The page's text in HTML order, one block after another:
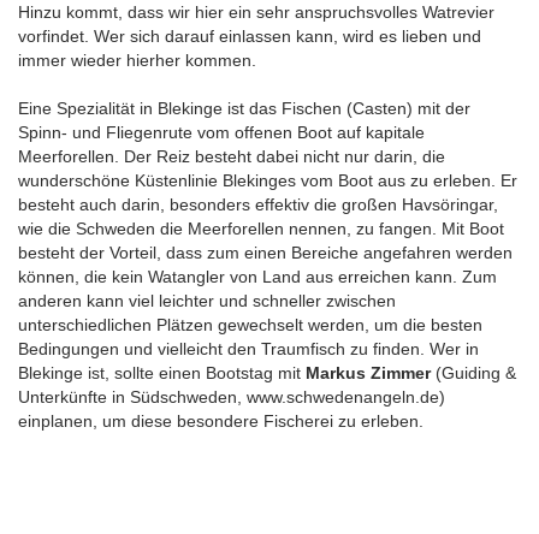
Hinzu kommt, dass wir hier ein sehr anspruchsvolles Watrevier
vorfindet. Wer sich darauf einlassen kann, wird es lieben und
immer wieder hierher kommen.
Eine Spezialität in Blekinge ist das Fischen (Casten) mit der
Spinn- und Fliegenrute vom offenen Boot auf kapitale
Meerforellen. Der Reiz besteht dabei nicht nur darin, die
wunderschöne Küstenlinie Blekinges vom Boot aus zu erleben. Er
besteht auch darin, besonders effektiv die großen Havsöringar,
wie die Schweden die Meerforellen nennen, zu fangen. Mit Boot
besteht der Vorteil, dass zum einen Bereiche angefahren werden
können, die kein Watangler von Land aus erreichen kann. Zum
anderen kann viel leichter und schneller zwischen
unterschiedlichen Plätzen gewechselt werden, um die besten
Bedingungen und vielleicht den Traumfisch zu finden. Wer in
Blekinge ist, sollte einen Bootstag mit Markus Zimmer(Guiding &
Unterkünfte in Südschweden, www.schwedenangeln.de)
einplanen, um diese besondere Fischerei zu erleben.